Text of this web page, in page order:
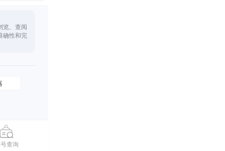
览、查阅
确性和完
查询